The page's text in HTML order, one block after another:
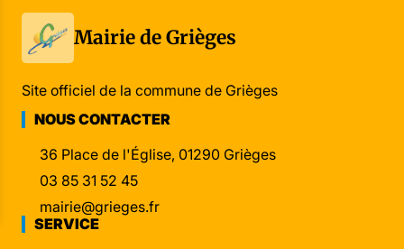
Mairie de Grièges
Site officiel de la commune de Grièges
NOUS CONTACTER
36 Place de l'Église, 01290 Grièges
03 85 31 52 45
mairie@grieges.fr
SERVICE